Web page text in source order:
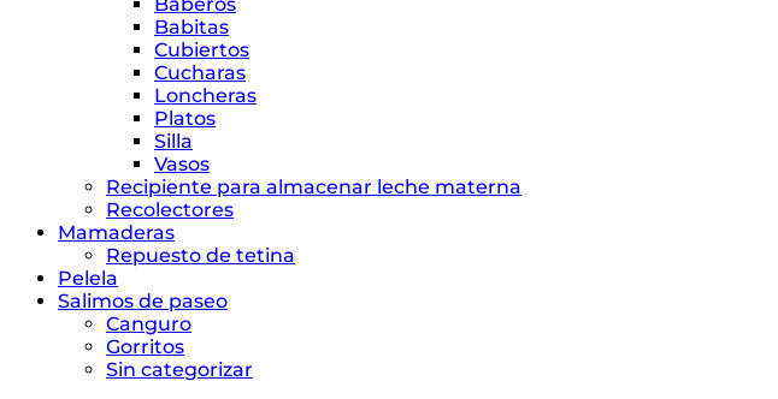
Babitas
Cubiertos
Cucharas
Loncheras
Platos
Silla
Vasos
Recipiente para almacenar leche materna
Recolectores
Mamaderas
Repuesto de tetina
Pelela
Salimos de paseo
Canguro
Gorritos
Sin categorizar